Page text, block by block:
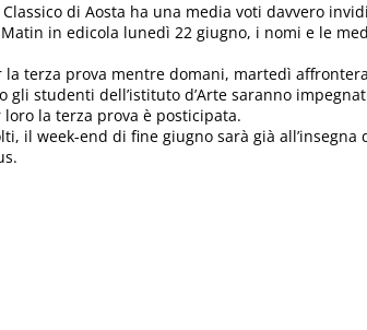
di Aosta ha una media voti davvero
in edicola lunedì 22 giugno, i nomi e le
terza prova mentre domani, martedì
gli studenti dell’istituto d’Arte saranno
la terza prova è posticipata.
il week-end di fine giugno sarà già all’insegna